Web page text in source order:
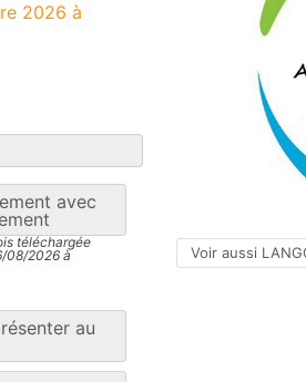
2026 à
avec
téléchargée
08/2026 à
au
Voir aussi